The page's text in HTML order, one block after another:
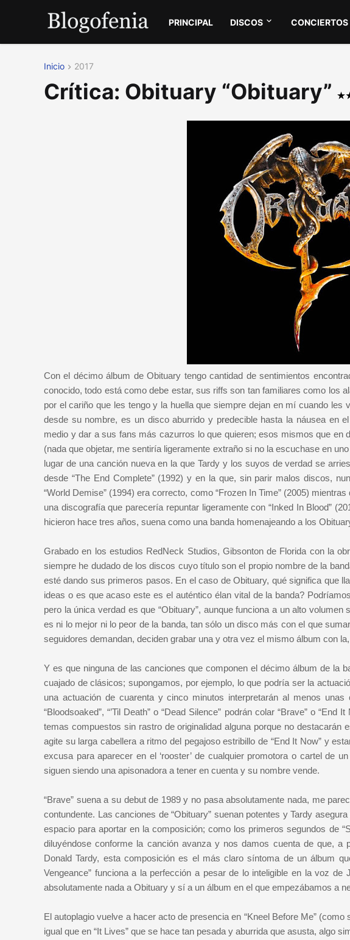
PRINCIPAL DISCOS CONCIERTOS
Inicio 2017
Crítica: Obituary “Obituary”
Con el décimo álbum de Obituary tengo cantidad de sentimientos
conocido, todo está como debe estar, sus riffs son tan familiares como los
por el cariño que les tengo y la huella que siempre dejan en mí cuando les
desde su nombre, es un disco aburrido y predecible hasta la náusea en
medio y dar a sus fans más cazurros lo que quieren; esos mismos que en
(nada que objetar, me sentiría ligeramente extraño si no la escuchase en
lugar de una canción nueva en la que Tardy y los suyos de verdad se
desde “The End Complete” (1992) y en la que, sin parir malos discos,
“World Demise” (1994) era correcto, como “Frozen In Time” (2005)
una discografía que parecería repuntar ligeramente con “Inked In Blood”
hicieron hace tres años, suena como una banda homenajeando a los
Grabado en los estudios RedNeck Studios, Gibsonton de Florida con la
siempre he dudado de los discos cuyo título son el propio nombre de la
esté dando sus primeros pasos. En el caso de Obituary, qué significa que
ideas o es que acaso este es el auténtico élan vital de la banda?
pero la única verdad es que “Obituary”, aunque funciona a un alto
es ni lo mejor ni lo peor de la banda, tan sólo un disco más con el que
seguidores demandan, deciden grabar una y otra vez el mismo álbum con
Y es que ninguna de las canciones que componen el décimo álbum de la
cuajado de clásicos; supongamos, por ejemplo, lo que podría ser la
una actuación de cuarenta y cinco minutos interpretarán al menos unas
“Bloodsoaked”, “’Til Death” o “Dead Silence” podrán colar “Brave” o
temas compuestos sin rastro de originalidad alguna porque no destacarán
agite su larga cabellera a ritmo del pegajoso estribillo de “End It Now” y
excusa para aparecer en el ‘rooster’ de cualquier promotora o cartel de
siguen siendo una apisonadora a tener en cuenta y su nombre vende.
“Brave” suena a su debut de 1989 y no pasa absolutamente nada, me
contundente. Las canciones de “Obituary” suenan potentes y Tardy
espacio para aportar en la composición; como los primeros segundos de
diluyéndose conforme la canción avanza y nos damos cuenta de que,
Donald Tardy, esta composición es el más claro síntoma de un álbum
Vengeance” funciona a la perfección a pesar de lo inteligible en la voz de
absolutamente nada a Obituary y sí a un álbum en el que empezábamos a
El autoplagio vuelve a hacer acto de presencia en “Kneel Before Me”
igual que en “It Lives” que se hace tan pesada y aburrida que asusta, algo